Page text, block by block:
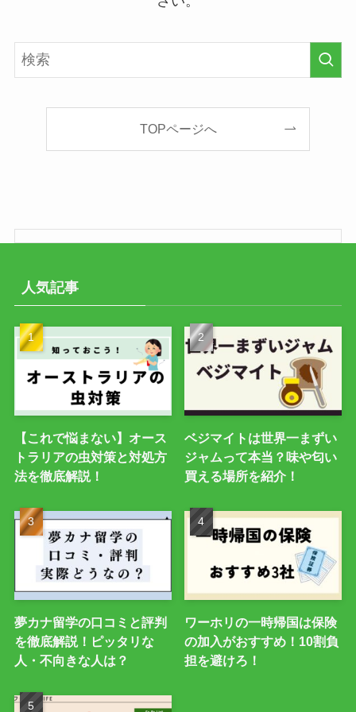
TOPページへ
人気記事
【これで悩まない】オース
トラリアの虫対策と対処方
法を徹底解説！
ベジマイトは世界一まずい
ジャムって本当？味や匂い
買える場所を紹介！
夢カナ留学の口コミと評判
を徹底解説！ピッタリな
人・不向きな人は？
ワーホリの一時帰国は保険
の加入がおすすめ！10割負
担を避けろ！